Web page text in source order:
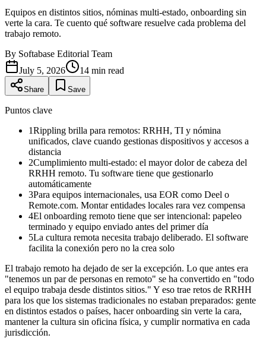
Equipos en distintos sitios, nóminas multi-estado, onboarding sin
verte la cara. Te cuento qué software resuelve cada problema del
trabajo remoto.
By Softabase Editorial Team
July 5, 2026
14 min read
Share Save
Puntos clave
1Rippling brilla para remotos: RRHH, TI y nómina
unificados, clave cuando gestionas dispositivos y accesos a
distancia
2Cumplimiento multi-estado: el mayor dolor de cabeza del
RRHH remoto. Tu software tiene que gestionarlo
automáticamente
3Para equipos internacionales, usa EOR como Deel o
Remote.com. Montar entidades locales rara vez compensa
4El onboarding remoto tiene que ser intencional: papeleo
terminado y equipo enviado antes del primer día
5La cultura remota necesita trabajo deliberado. El software
facilita la conexión pero no la crea solo
El trabajo remoto ha dejado de ser la excepción. Lo que antes era
"tenemos un par de personas en remoto" se ha convertido en "todo
el equipo trabaja desde distintos sitios." Y eso trae retos de RRHH
para los que los sistemas tradicionales no estaban preparados: gente
en distintos estados o países, hacer onboarding sin verte la cara,
mantener la cultura sin oficina física, y cumplir normativa en cada
jurisdicción.